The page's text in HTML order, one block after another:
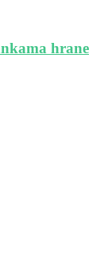
hrane